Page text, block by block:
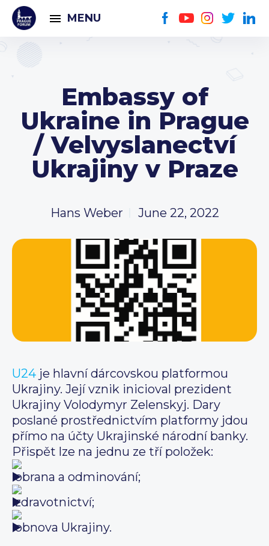
MENU
Embassy of
Ukraine in Prague
/ Velvyslanectví
Ukrajiny v Praze
Hans Weber June 22, 2022
U24 je hlavní dárcovskou platformou
Ukrajiny. Její vznik inicioval prezident
Ukrajiny Volodymyr Zelenskyj. Dary
poslané prostřednictvím platformy jdou
přímo na účty Ukrajinské národní banky.
Přispět lze na jednu ze tří položek:
obrana a odminování;
zdravotnictví;
obnova Ukrajiny.